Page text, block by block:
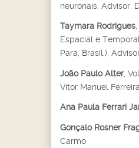
neuronais, Advisor:
Taymara Rodrigues
Espacial e
Pará, Brasil.),
João Paulo Alter,
Vitor Manuel
Ana Paula Ferrari
Gonçalo Rosner
Carmo